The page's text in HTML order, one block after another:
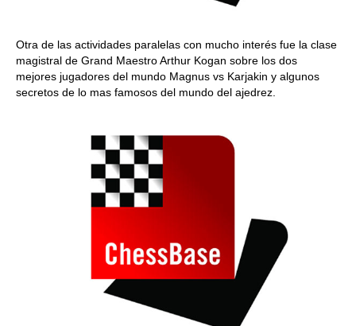
Otra de las actividades paralelas con mucho interés fue la clase
magistral de Grand Maestro Arthur Kogan sobre los dos
mejores jugadores del mundo Magnus vs Karjakin y algunos
secretos de lo mas famosos del mundo del ajedrez.